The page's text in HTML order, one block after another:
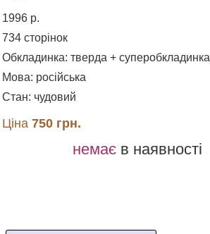
1996 р.
734 сторінок
Обкладинка: тверда + суперобкладинка
Мова: російська
Стан: чудовий
Ціна 750 грн.
немає в наявності